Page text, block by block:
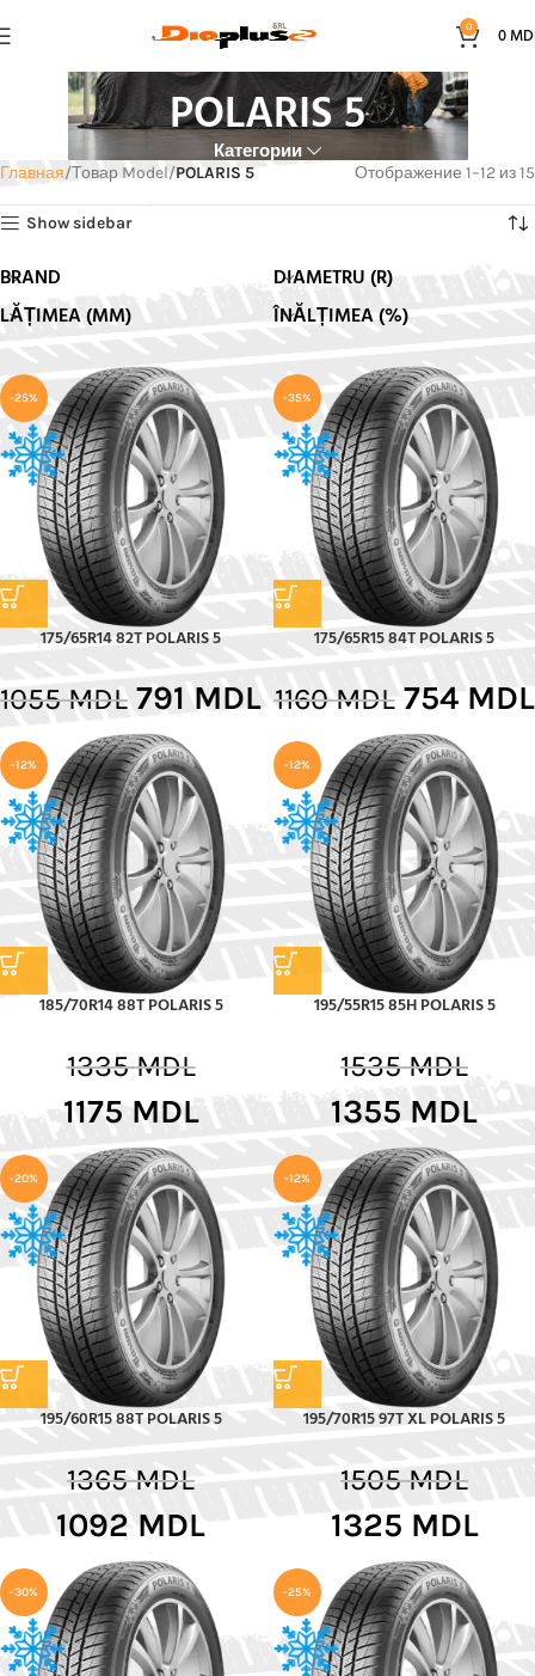
0 0
POLARIS 5
Категории
Главная Товар Model POLARIS 5 Отображение 1–12 из 15
Show sidebar
BRAND
DIAMETRU (R)
LĂȚIMEA (MM)
ÎNĂLȚIMEA (%)
-25%
175/65R14 82T POLARIS 5
1055MDL 791 MDL
-35%
175/65R15 84T POLARIS 5
1160MDL 754 MDL
-12%
185/70R14 88T POLARIS 5
1335MDL
1175 MDL
-12%
195/55R15 85H POLARIS 5
1535MDL
1355 MDL
-20%
195/60R15 88T POLARIS 5
1365MDL
1092 MDL
-12%
195/70R15 97T XL POLARIS 5
1505MDL
1325 MDL
-30% -25%